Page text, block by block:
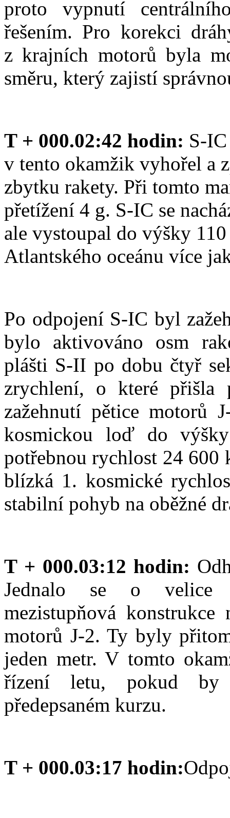
proto vypnutí
řešením. Pro korekci
z krajních motorů byla
směru, který zajistí
T + 000.02:42 hodin: S-
v tento okamžik vyhořel a
zbytku rakety. Při tomto
přetížení 4 g. S-IC se
ale vystoupal do výšky
Atlantského oceánu více
Po odpojení S-IC byl
bylo aktivováno osm
plášti S-II po dobu čtyř
zrychlení, o které přišla
zažehnutí pětice motorů
kosmickou loď do
potřebnou rychlost 24 600
blízká 1. kosmické
stabilní pohyb na oběžné
T + 000.03:12 hodin:
Jednalo se o velice
mezistupňová
motorů J-2. Ty byly
jeden metr. V tomto
řízení letu, pokud by
předepsaném kurzu.
T + 000.03:17 hodin: